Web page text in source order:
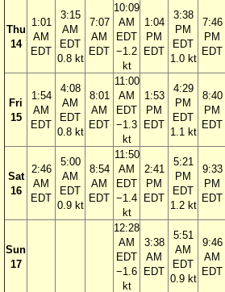
Thu
14
1:01
AM
EDT
3:15
AM
EDT
0.8 kt
7:07
AM
EDT
10:09
AM
EDT
−1.2
kt
1:04
PM
EDT
3:38
PM
EDT
1.0 kt
7:46
PM
EDT
Fri
15
1:54
AM
EDT
4:08
AM
EDT
0.8 kt
8:01
AM
EDT
11:00
AM
EDT
−1.3
kt
1:53
PM
EDT
4:29
PM
EDT
1.1 kt
8:40
PM
EDT
Sat
16
2:46
AM
EDT
5:00
AM
EDT
0.9 kt
8:54
AM
EDT
11:50
AM
EDT
−1.4
kt
2:41
PM
EDT
5:21
PM
EDT
1.2 kt
9:33
PM
EDT
Sun
17
12:28
AM
EDT
−1.6
kt
3:38
AM
EDT
5:51
AM
EDT
0.9 kt
9:46
AM
EDT